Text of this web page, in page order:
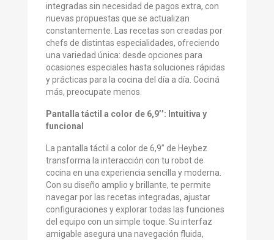
integradas sin necesidad de pagos extra, con
nuevas propuestas que se actualizan
constantemente. Las recetas son creadas por
chefs de distintas especialidades, ofreciendo
una variedad única: desde opciones para
ocasiones especiales hasta soluciones rápidas
y prácticas para la cocina del día a día. Cociná
más, preocupate menos.
Pantalla táctil a color de 6,9’’: Intuitiva y
funcional
La pantalla táctil a color de 6,9’’ de Heybez
transforma la interacción con tu robot de
cocina en una experiencia sencilla y moderna.
Con su diseño amplio y brillante, te permite
navegar por las recetas integradas, ajustar
configuraciones y explorar todas las funciones
del equipo con un simple toque. Su interfaz
amigable asegura una navegación fluida,